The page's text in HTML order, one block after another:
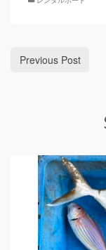
Previous Post